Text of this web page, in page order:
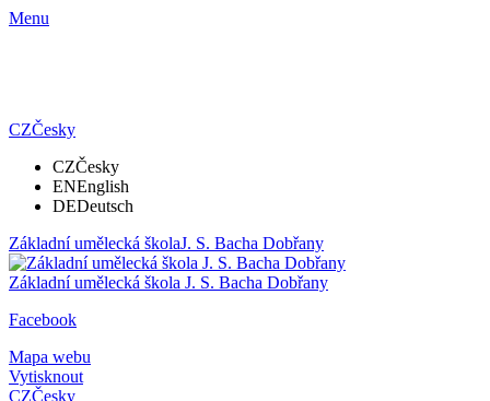
Menu
CZČesky
CZČesky
ENEnglish
DEDeutsch
Základní umělecká školaJ. S. Bacha Dobřany
Základní umělecká škola J. S. Bacha Dobřany
Facebook
Mapa webu
Vytisknout
CZČesky